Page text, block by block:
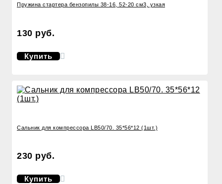
Пружина стартера бензопилы 38-16, 52-20 см3, узкая
130 руб.
Купить
Сальник для компрессора LB50/70. 35*56*12 (1шт.)
230 руб.
Купить